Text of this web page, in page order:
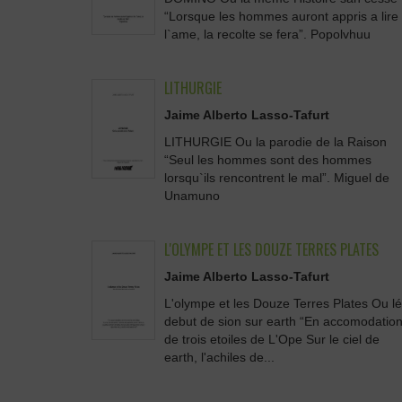
“Lorsque les hommes auront appris a lire
l`ame, la recolte se fera”. Popolvhuu
LITHURGIE
Jaime Alberto Lasso-Tafurt
LITHURGIE Ou la parodie de la Raison
“Seul les hommes sont des hommes
lorsqu`ils rencontrent le mal”. Miguel de
Unamuno
L'OLYMPE ET LES DOUZE TERRES PLATES
Jaime Alberto Lasso-Tafurt
L'olympe et les Douze Terres Plates Ou lé
debut de sion sur earth “En accomodation
de trois etoiles de L'Ope Sur le ciel de
earth, l'achiles de...